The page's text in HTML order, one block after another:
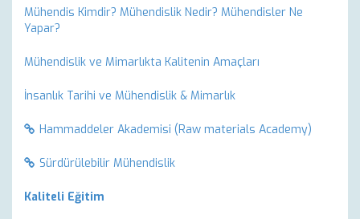
Mühendis Kimdir? Mühendislik Nedir? Mühendisler Ne
Yapar?
Mühendislik ve Mimarlıkta Kalitenin Amaçları
İnsanlık Tarihi ve Mühendislik & Mimarlık
Hammaddeler Akademisi (Raw materials Academy)
Sürdürülebilir Mühendislik
Kaliteli Eğitim